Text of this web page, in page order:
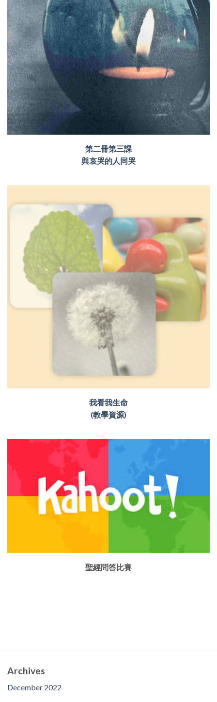
第二冊第三課
與哀哭的人同哭
我看我生命
(教學資源)
聖經問答比賽
Archives
December 2022